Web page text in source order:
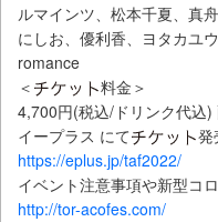
ルマインツ、松本千夏、真
にしお、優利香、ヨタカユ
romance
＜
料金＞
4,700円(税込/ドリンク代込)
イープラス にて
発
https://eplus.jp/taf2022/
イベント注意事項や新型コ
http://tor-acofes.com/